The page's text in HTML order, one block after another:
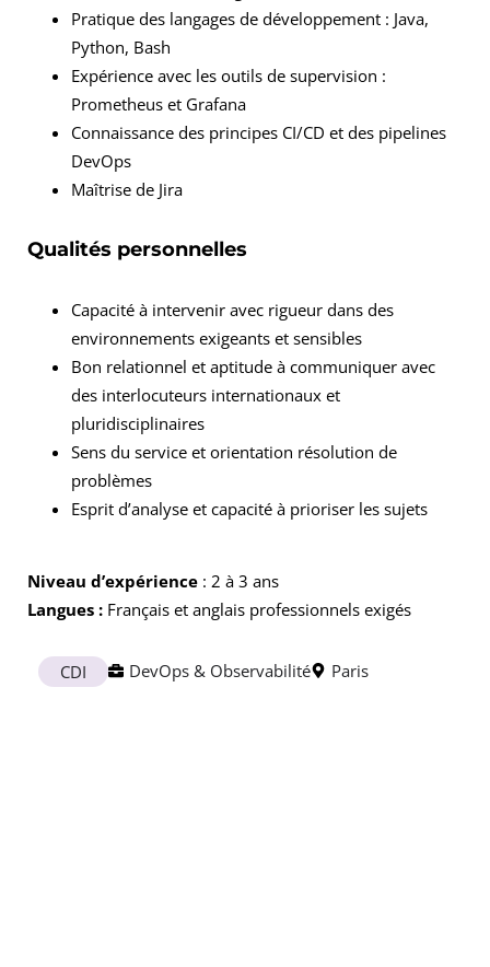
Pratique des langages de développement : Java,
Python, Bash
Expérience avec les outils de supervision :
Prometheus et Grafana
Connaissance des principes CI/CD et des pipelines
DevOps
Maîtrise de Jira
Qualités personnelles
Capacité à intervenir avec rigueur dans des
environnements exigeants et sensibles
Bon relationnel et aptitude à communiquer avec
des interlocuteurs internationaux et
pluridisciplinaires
Sens du service et orientation résolution de
problèmes
Esprit d’analyse et capacité à prioriser les sujets
Niveau d’expérience : 2 à 3 ans
Langues : Français et anglais professionnels exigés
CDI DevOps & Observabilité Paris